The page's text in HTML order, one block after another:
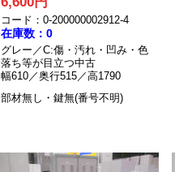
コード：0-200000002912-4
在庫数：0
グレー／C:傷・汚れ・凹み・色
落ち等が目立つ中古
幅610／奥行515／高1790
部材無し・鍵無(番号不明)